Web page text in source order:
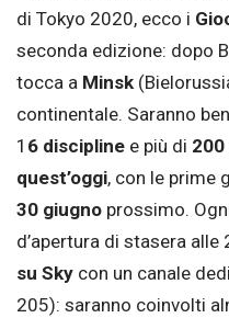
di Tokyo 2020, ecco i
seconda edizione: dopo
tocca a Minsk
continentale. Saranno ben
1 6 discipline e più di 200
quest’oggi, con le prime
30 giugno prossimo.
d’apertura di stasera
su Sky con un canale
205): saranno coinvolti